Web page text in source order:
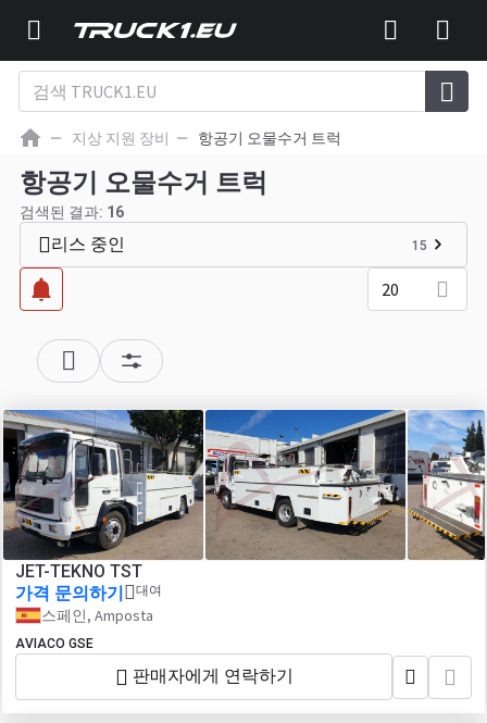
지상 지원 장비 항공기 오물수거 트럭
항공기 오물수거 트럭
검색된 결과: 16
리스 중인 15
20
JET-TEKNO TST
가격 문의하기
대여
스페인, Amposta
AVIACO GSE
판매자에게 연락하기